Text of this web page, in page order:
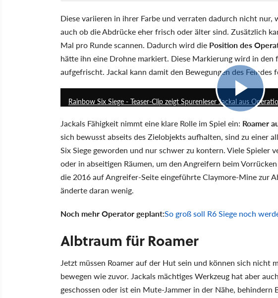
Diese variieren in ihrer Farbe und verraten dadurch nicht nur,
auch ob die Abdrücke eher frisch oder älter sind. Zusätzlich
Mal pro Runde scannen. Dadurch wird die Position des
hätte ihn eine Drohne markiert. Diese Markierung wird in den
aufgefrischt. Jackal kann damit den Bewegungen des Feindes
Rainbow Six Siege - Teaser-Clip zeigt Spurenleser Jackal aus
Jackals Fähigkeit nimmt eine klare Rolle im Spiel ein: Roamer
sich bewusst abseits des Zielobjekts aufhalten, sind zu einer
Six Siege geworden und nur schwer zu kontern. Viele Spieler
oder in abseitigen Räumen, um den Angreifern beim
die 2016 auf Angreifer-Seite eingeführte Claymore-Mine zur
änderte daran wenig.
Noch mehr Operator geplant:So groß soll R6 Siege noch
Albtraum für Roamer
Jetzt müssen Roamer auf der Hut sein und können sich nicht
bewegen wie zuvor. Jackals mächtiges Werkzeug hat aber
geschossen oder ist ein Mute-Jammer in der Nähe,